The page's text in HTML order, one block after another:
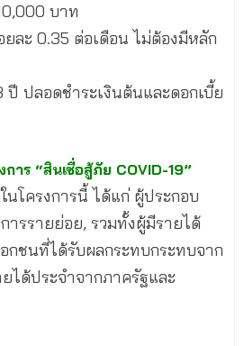
บาท
ละ 0.35 ต่อเดือน ไม่ต้องมีหลัก
ปี ปลอดชำระเงินต้นและดอกเบี้ย
การ “สินเชื่อสู้ภัย COVID-19”
โครงการนี้ ได้แก่ ผู้ประกอบ
ารรายย่อย, รวมทั้งผู้มีรายได้
กชนที่ได้รับผลกระทบกระทบจาก
ได้ประจำจากภาครัฐและ